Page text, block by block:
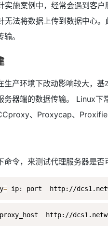
实施案例中，经常会遇到客
无法将数据上传到数据中心
。
生产环境下改动影响较大，
务器端的数据传输。 Linux
、Proxycap、Proxifier
令，来测试代理服务器是否
=